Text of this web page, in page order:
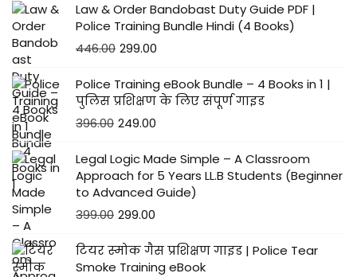
Law & Order Bandobast Duty Guide PDF |
Police Training Bundle Hindi (4 Books)
446.00 299.00
Police Training eBook Bundle – 4 Books in 1 |
पुलिस प्रशिक्षण के लिए संपूर्ण गाइड
396.00 249.00
Legal Logic Made Simple – A Classroom
Approach for 5 Years LL.B Students (Beginner
to Advanced Guide)
399.00 299.00
टियर स्मोक गैस प्रशिक्षण गाइड | Police Tear
Smoke Training eBook